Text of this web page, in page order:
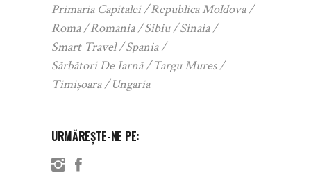
Primaria Capitalei
Republica Moldova
Roma
Romania Sibiu
Sinaia
Smart Travel
Spania
Sărbători De Iarnă
Targu Mures
Timișoara
Ungaria
URMĂREȘTE-NE PE: